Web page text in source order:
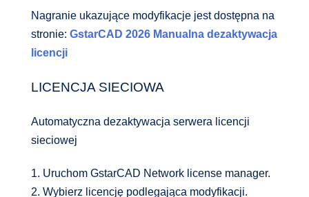
Nagranie ukazujące modyfikacje jest dostępna na
stronie:GstarCAD 2026 Manualna dezaktywacja
licencji
LICENCJA SIECIOWA
Automatyczna dezaktywacja serwera licencji
sieciowej
1. Uruchom GstarCAD Network license manager.
2. Wybierz licencję podlegająca modyfikacji.